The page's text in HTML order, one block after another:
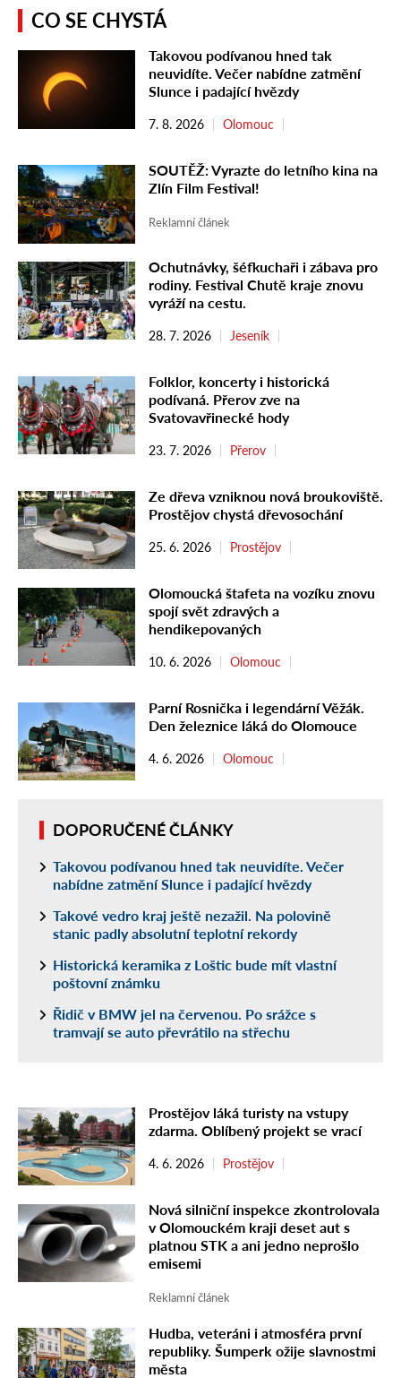
CO SE CHYSTÁ
Takovou podívanou hned tak
neuvidíte. Večer nabídne zatmění
Slunce i padající hvězdy
7. 8. 2026 Olomouc
SOUTĚŽ: Vyrazte do letního kina na
Zlín Film Festival!
Reklamní článek
Ochutnávky, šéfkuchaři i zábava pro
rodiny. Festival Chutě kraje znovu
vyráží na cestu.
28. 7. 2026 Jeseník
Folklor, koncerty i historická
podívaná. Přerov zve na
Svatovavřinecké hody
23. 7. 2026 Přerov
Ze dřeva vzniknou nová broukoviště.
Prostějov chystá dřevosochání
25. 6. 2026 Prostějov
Olomoucká štafeta na vozíku znovu
spojí svět zdravých a
hendikepovaných
10. 6. 2026 Olomouc
Parní Rosnička i legendární Věžák.
Den železnice láká do Olomouce
4. 6. 2026 Olomouc
DOPORUČENÉ ČLÁNKY
Takovou podívanou hned tak neuvidíte. Večer
nabídne zatmění Slunce i padající hvězdy
Takové vedro kraj ještě nezažil. Na polovině
stanic padly absolutní teplotní rekordy
Historická keramika z Loštic bude mít vlastní
poštovní známku
Řidič v BMW jel na červenou. Po srážce s
tramvají se auto převrátilo na střechu
Prostějov láká turisty na vstupy
zdarma. Oblíbený projekt se vrací
4. 6. 2026 Prostějov
Nová silniční inspekce zkontrolovala
v Olomouckém kraji deset aut s
platnou STK a ani jedno neprošlo
emisemi
Reklamní článek
Hudba, veteráni i atmosféra první
republiky. Šumperk ožije slavnostmi
města